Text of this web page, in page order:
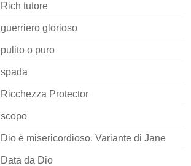
Rich tutore
guerriero glorioso
pulito o puro
spada
Ricchezza Protector
scopo
Dio è misericordioso. Variante di Jane
Data da Dio